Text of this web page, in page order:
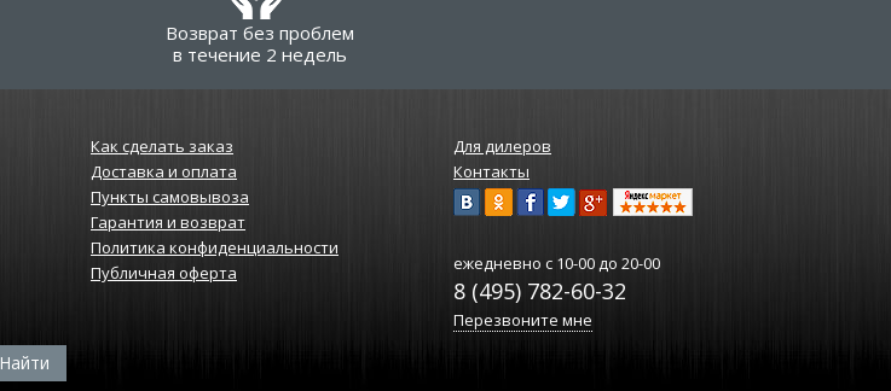
Возврат без проблем
в течение 2 недель
Как сделать заказ
Доставка и оплата
Пункты самовывоза
Гарантия и возврат
Политика конфиденциальности
Публичная оферта
Для дилеров
Контакты
ежедневно с 10-00 до 20-00
8 (495) 782-60-32
Перезвоните мне